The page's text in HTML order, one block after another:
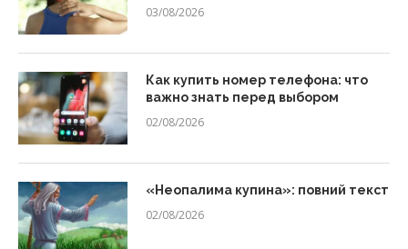
03/08/2026
Как купить номер телефона: что
важно знать перед выбором
02/08/2026
«Неопалима купина»: повний текст
02/08/2026